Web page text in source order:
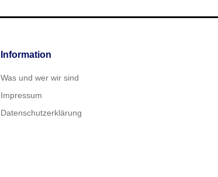
Information
Was und wer wir sind
Impressum
Datenschutzerklärung